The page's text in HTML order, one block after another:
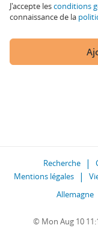
J'accepte lesconditions
connaissance de la
Recherche
Mentions légales
Allemagne
© Mon Aug 10